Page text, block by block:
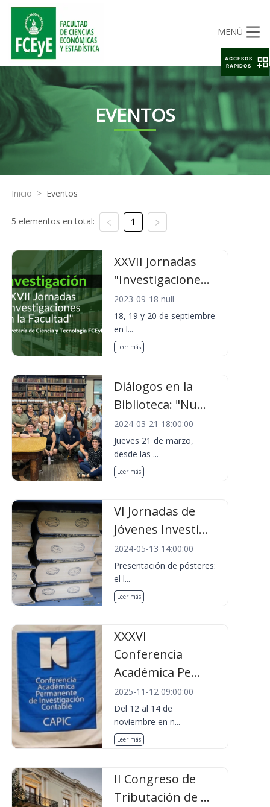
MENÚ
EVENTOS
Inicio > Eventos
5 elementos en total: 1
XXVII Jornadas
"Investigacione...
2023-09-18 null
18, 19 y 20 de septiembre
en l...
Leer más
Diálogos en la
Biblioteca: "Nu...
2024-03-21 18:00:00
Jueves 21 de marzo,
desde las ...
Leer más
VI Jornadas de
Jóvenes Investi...
2024-05-13 14:00:00
Presentación de pósteres:
el l...
Leer más
XXXVI
Conferencia
Académica Pe...
2025-11-12 09:00:00
Del 12 al 14 de
noviembre en n...
Leer más
II Congreso de
Tributación de ...
ACCESOS
RAPIDOS